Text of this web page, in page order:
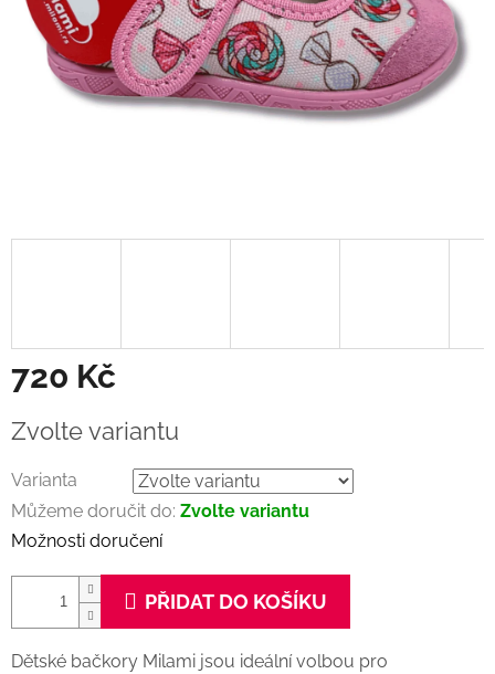
720 Kč
cena:
Zvolte variantu
Varianta
Můžeme doručit do: Zvolte variantu
Možnosti doručení
PŘIDAT DO KOŠÍKU
Dětské bačkory Milami jsou ideální volbou pro